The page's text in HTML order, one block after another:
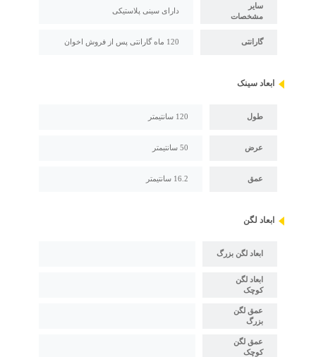
سایر
مشخصات
دارای سینی پلاستیکی
گارانتی 120 ماه گارانتی پس از فروش اخوان
ابعاد سینک
طول 120 سانتیمتر
عرض 50 سانتیمتر
عمق 16.2 سانتیمتر
ابعاد لگن
ابعاد لگن بزرگ
ابعاد لگن
کوچک
عمق لگن
بزرگ
عمق لگن
کوچک